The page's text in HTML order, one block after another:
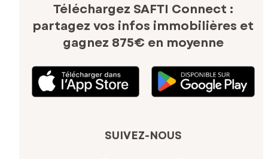
Téléchargez SAFTI Connect :
partagez vos infos immobilières et
gagnez 875€ en moyenne
SUIVEZ-NOUS